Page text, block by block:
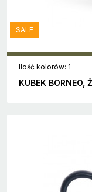
SALE
Ilość kolorów: 1
KUBEK BORNEO,